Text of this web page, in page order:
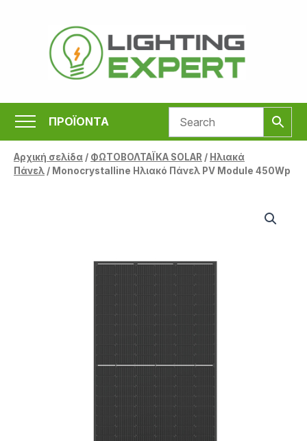
περιεχόμενο
ΠΡΟΪΟΝΤΑ
Αρχική σελίδα/ ΦΩΤΟΒΟΛΤΑΪΚΑ SOLAR / Ηλιακά
Πάνελ/ Monocrystalline Ηλιακό Πάνελ PV Module 450Wp